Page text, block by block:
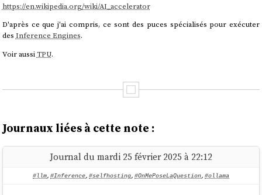
https://en.wikipedia.org/wiki/AI_accelerator
D'après ce que j'ai compris, ce sont des puces spécialisés pour exécuter
des Inference Engines.
Voir aussiTPU.
Journaux liées à cette note :
Journal du mardi 25 février 2025 à 22:12
#llm, #Inference, #selfhosting, #OnMePoseLaQuestion, #ollama